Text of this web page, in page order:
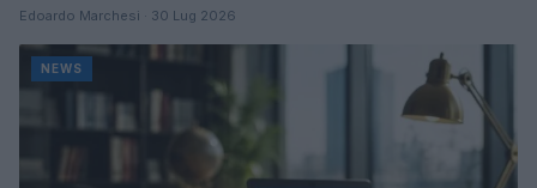
Edoardo Marchesi · 30 Lug 2026
NEWS